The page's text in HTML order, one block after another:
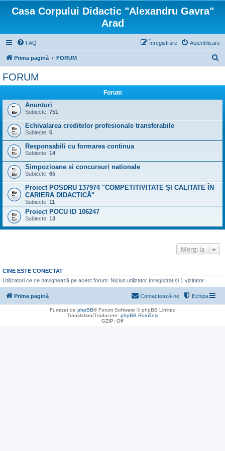
Casa Corpului Didactic "Alexandru Gavra"
Arad
FAQ Autentificare
Înregistrare
Prima pagină FORUM
FORUM
Forum
Anunturi
Subiecte: 751
Echivalarea creditelor profesionale transferabile
Subiecte: 5
Responsabili cu formarea continua
Subiecte: 14
Simpozioane si concursuri nationale
Subiecte: 65
Proiect POSDRU 137974 "COMPETITIVITATE ŞI CALITATE ÎN
CARIERA DIDACTICĂ"
Subiecte: 11
Proiect POCU ID 106247
Subiecte: 13
Mergi la
CINE ESTE CONECTAT
Utilizatori ce ce navighează pe acest forum: Niciun utilizator înregistrat și 1 vizitator
Prima pagină Echipa
Contactează-ne
Furnizat de phpBB® Forum Software © phpBB Limited
Translation/Traducere: phpBB România
GZIP: Off